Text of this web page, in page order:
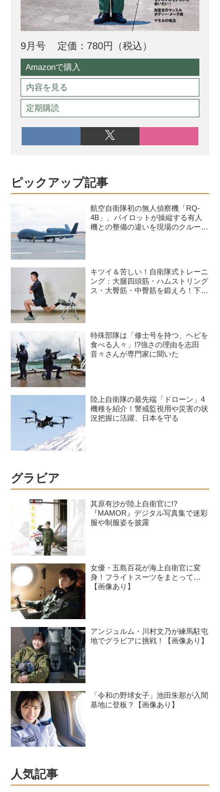
9月号 定価：780円（税込）
Amazonで購入
内容を見る
定期購読
ピックアップ記事
航空自衛隊初の無人偵察機「RQ-
4B」、パイロットが操縦する有人
機との整備の違いを現場のクルーが
キツイ＆苦しい！自衛隊式トレーニ
ング：大腿四頭筋・ハムストリング
ス・大臀筋・中臀筋を鍛えろ！下半
特殊部隊は「修士号を持つ、ヘビを
食べる人々」!?強さの理由を志田
音々さんが専門家に聞いた
陸上自衛隊の最先端「ドローン」4
機種を紹介！警戒監視用や災害の状
況把握に活躍、日本を守る
グラビア
其原有沙が陸上自衛官に!?
『MAMOR』デジタル写真集で迷彩
服や制服姿を披露
女優・五島百花が海上自衛官に変
身！フライトスーツをまとって…
【画像あり】
アンジュルム・川村文乃が練馬駐屯
地でグラビアに挑戦！【画像あり】
「令和の野球女子」池田朱那が入間
基地に登板？【画像あり】
人気記事